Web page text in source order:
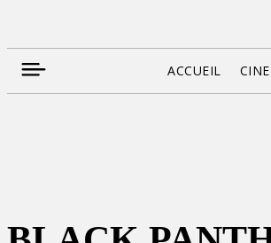
ACCUEIL